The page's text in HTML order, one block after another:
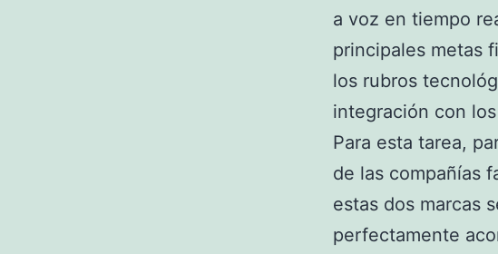
a voz en tiempo
principales metas
los rubros
integración con
Para esta tarea,
de las compañías
estas dos marcas
perfectamente